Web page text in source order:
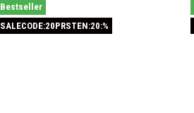
Bestseller
SALECODE:20PRSTEN:20:%